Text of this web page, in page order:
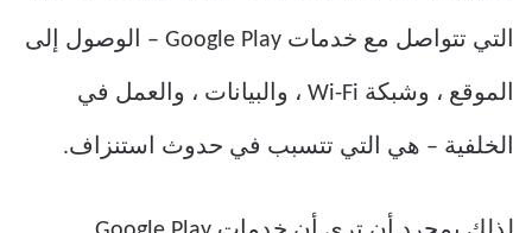
التي تتواصل مع خدمات Google Play – الوصول إلى
الموقع ، وشبكة Wi-Fi ، والبيانات ، والعمل في
الخلفية – هي التي تتسبب في حدوث استنزاف.